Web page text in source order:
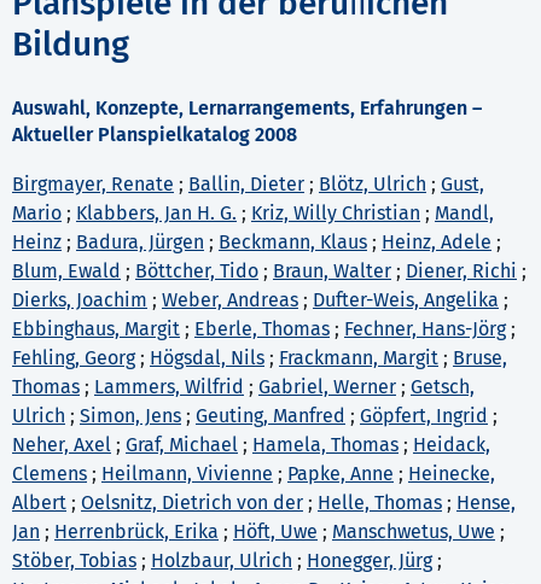
Bildung
Auswahl, Konzepte, Lernarrangements, Erfahrungen –
Aktueller Planspielkatalog 2008
Birgmayer, Renate ; Ballin, Dieter ; Blötz, Ulrich ; Gust,
Mario ; Klabbers, Jan H. G. ; Kriz, Willy Christian ; Mandl,
Heinz ; Badura, Jürgen ; Beckmann, Klaus ; Heinz, Adele ;
Blum, Ewald ; Böttcher, Tido ; Braun, Walter ; Diener, Richi ;
Dierks, Joachim ; Weber, Andreas ; Dufter-Weis, Angelika ;
Ebbinghaus, Margit ; Eberle, Thomas ; Fechner, Hans-Jörg;
Fehling, Georg; Högsdal, Nils ; Frackmann, Margit ; Bruse,
Thomas ; Lammers, Wilfrid ; Gabriel, Werner ; Getsch,
Ulrich ; Simon, Jens ; Geuting, Manfred ; Göpfert, Ingrid ;
Neher, Axel ; Graf, Michael ; Hamela, Thomas ; Heidack,
Clemens ; Heilmann, Vivienne ; Papke, Anne ; Heinecke,
Albert ; Oelsnitz, Dietrich von der ; Helle, Thomas ; Hense,
Jan ; Herrenbrück, Erika ; Höft, Uwe ; Manschwetus, Uwe ;
Stöber, Tobias ; Holzbaur, Ulrich ; Honegger, Jürg;